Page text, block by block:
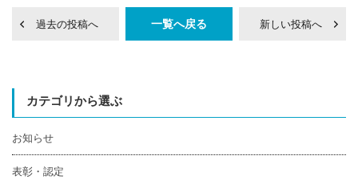
過去の投稿へ 一覧へ戻る 新しい投稿へ
カテゴリから選ぶ
お知らせ
表彰・認定